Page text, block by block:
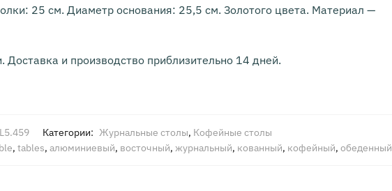
25 см. Диаметр основания: 25,5 см. Золотого цвета. Материал —
Доставка и производство приблизительно 14 дней.
Категории: Журнальные столы, Кофейные столы
, tables, алюминиевый, восточный, журнальный, кованный, кофейный, обеденный